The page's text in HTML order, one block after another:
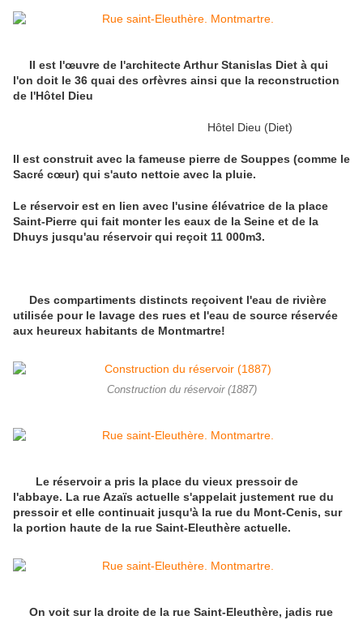
Il est l'œuvre de l'architecte Arthur Stanislas Diet à qui
l'on doit le 36 quai des orfèvres ainsi que la reconstruction
de l'Hôtel Dieu
Hôtel Dieu (Diet)
Il est construit avec la fameuse pierre de Souppes (comme le
Sacré cœur) qui s'auto nettoie avec la pluie.
Le réservoir est en lien avec l'usine élévatrice de la place
Saint-Pierre qui fait monter les eaux de la Seine et de la
Dhuys jusqu'au réservoir qui reçoit 11 000m3.
Des compartiments distincts reçoivent l'eau de rivière
utilisée pour le lavage des rues et l'eau de source réservée
aux heureux habitants de Montmartre!
Construction du réservoir (1887)
Le réservoir a pris la place du vieux pressoir de
l'abbaye. La rue Azaïs actuelle s'appelait justement rue du
pressoir et elle continuait jusqu'à la rue du Mont-Cenis, sur
la portion haute de la rue Saint-Eleuthère actuelle.
On voit sur la droite de la rue Saint-Eleuthère, jadis rue